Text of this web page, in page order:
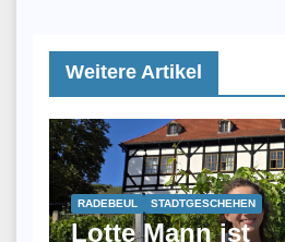
Weitere Artikel
RADEBEUL STADTGESCHEHEN
Lotte Mann ist